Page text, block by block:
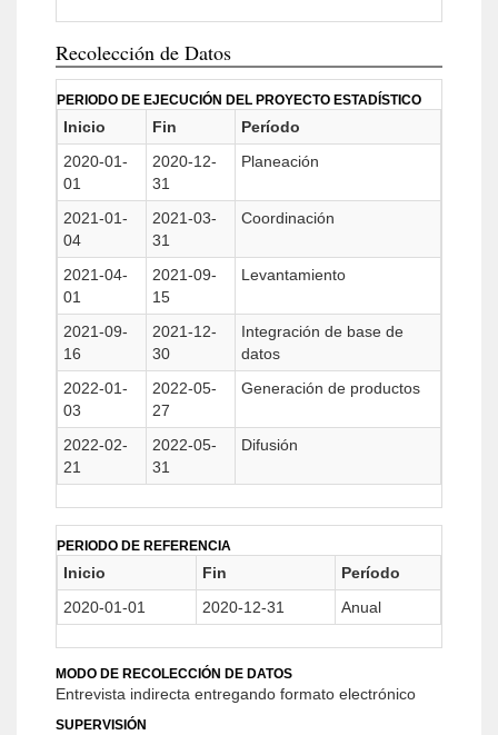
Recolección de Datos
PERIODO DE EJECUCIÓN DEL PROYECTO ESTADÍSTICO
Inicio Fin
Período
2020-01-
01
2020-12-
31
Planeación
2021-01-
04
2021-03-
31
Coordinación
2021-04-
01
2021-09-
15
Levantamiento
2021-09-
16
2021-12-
30
Integración de base de
datos
2022-01-
03
2022-05-
27
Generación de productos
2022-02-
21
2022-05-
31
Difusión
PERIODO DE REFERENCIA
Inicio Fin
Período
2020-01-01
2020-12-31 Anual
MODO DE RECOLECCIÓN DE DATOS
Entrevista indirecta entregando formato electrónico
SUPERVISIÓN